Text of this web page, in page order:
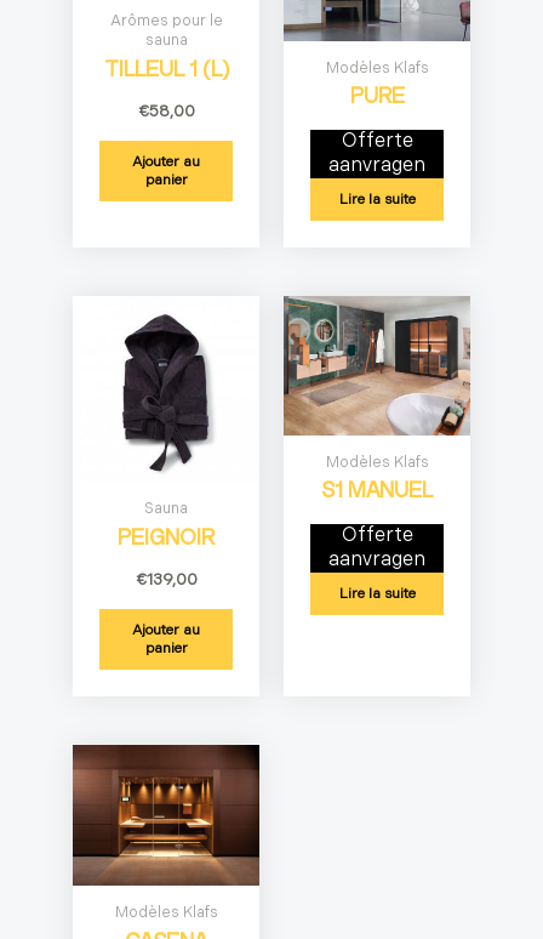
Arômes pour le
sauna
TILLEUL 1 (L)
€58,00
Ajouter au
panier
Modèles Klafs
PURE
Offerte
aanvragen
Lire la suite
Sauna
PEIGNOIR
€139,00
Ajouter au
panier
Modèles Klafs
S1 MANUEL
Offerte
aanvragen
Lire la suite
Modèles Klafs